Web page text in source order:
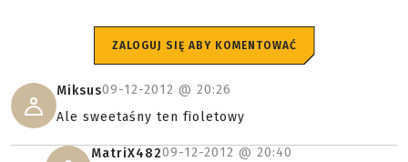
ZALOGUJ SIĘ ABY KOMENTOWAĆ
Miksus09-12-2012 @ 20:26
Ale sweetaśny ten fioletowy
MatriX48209-12-2012 @ 20:40